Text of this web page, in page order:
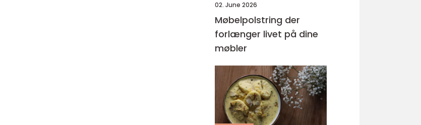
02. June 2026
Møbelpolstring der
forlænger livet på dine
møbler